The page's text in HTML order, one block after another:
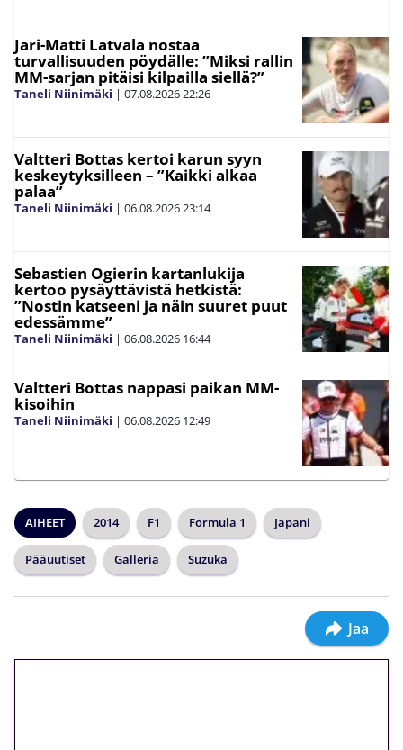
Jari-Matti Latvala nostaa
turvallisuuden pöydälle: ”Miksi rallin
MM-sarjan pitäisi kilpailla siellä?”
Taneli Niinimäki | 07.08.2026 22:26
Valtteri Bottas kertoi karun syyn
keskeytyksilleen – ”Kaikki alkaa
palaa”
Taneli Niinimäki | 06.08.2026 23:14
Sebastien Ogierin kartanlukija
kertoo pysäyttävistä hetkistä:
”Nostin katseeni ja näin suuret puut
edessämme”
Taneli Niinimäki | 06.08.2026 16:44
Valtteri Bottas nappasi paikan MM-
kisoihin
Taneli Niinimäki | 06.08.2026 12:49
AIHEET 2014 F1 Formula 1 Japani
Pääuutiset Galleria Suzuka
Jaa